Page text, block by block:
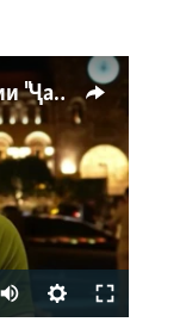
Ҳаводории арманиҳо аз пирӯзии "Ҷаллод"-и тоҷик